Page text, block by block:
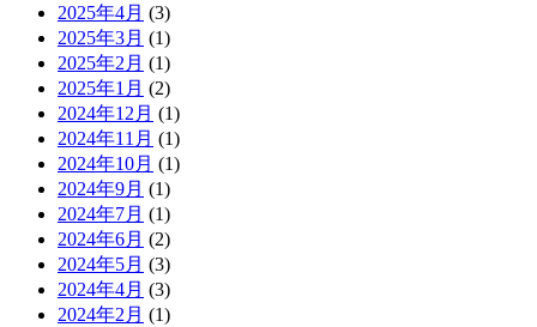
2025年4月 (3)
2025年3月 (1)
2025年2月 (1)
2025年1月 (2)
2024年12月 (1)
2024年11月 (1)
2024年10月 (1)
2024年9月 (1)
2024年7月 (1)
2024年6月 (2)
2024年5月 (3)
2024年4月 (3)
2024年2月 (1)